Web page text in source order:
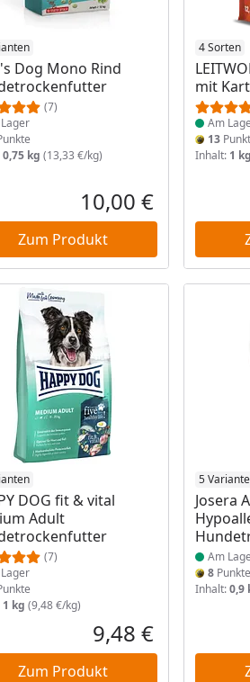
Dog Mono Rind
(7)
am Lager
0,75 kg (13,33 €/kg)
Aktueller Preis
10,00 €
Zum Produkt
4 Sorten
mit
Am
13
Inhalt: 1 kg
DOG fit & vital
Adult
(7)
am Lager
1 kg (9,48 €/kg)
Aktueller Preis
9,48 €
Zum Produkt
5
Josera
Am
8 Punkte
Inhalt:0,9